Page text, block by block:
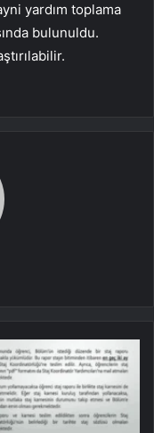
yardım toplama
bulunuldu.